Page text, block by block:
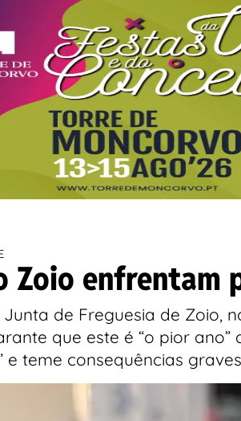
Zoio enfrentam
Junta de Freguesia de
que este é “o pior
e teme consequências